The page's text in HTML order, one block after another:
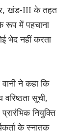
खंड-III के तहत
रूप में पहचाना
भेद नहीं करता
ने कहा कि
सूची,
नियुक्ति
के स्नातक